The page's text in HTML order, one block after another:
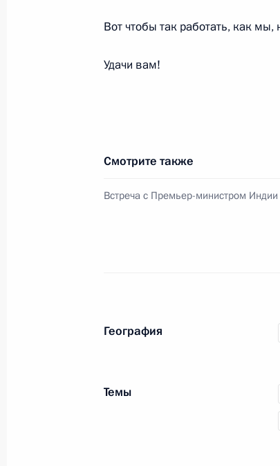
21 мая Владимир Путин
Телефонный разговор с
Открытие Фестиваля
Вот чтобы так работать, как мы,
Удачи вам!
Смотрите также
Встреча с Премьер-министром
География
Темы